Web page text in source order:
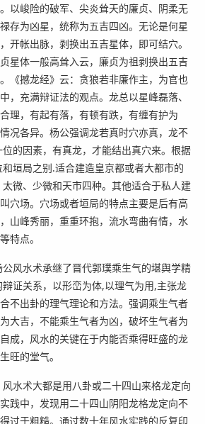
以峻险的破军、尖炎耸天的廉贞、阴柔无
存为凶星，统称为五吉四凶。无论是何星
开帐出脉，剥换出五吉星体，即可结穴。
星体一般高耸入云，廉贞为祖剥换出五吉
《撼龙经》云：贪狼若非廉作主，为官也
，充满辩证法的观点。龙总以星峰磊落、
理，有起有落，有顿有跌，有缠有护为
况各异。杨公强调龙若真时穴亦真，龙不
的因素，有真龙，才能结出真穴来。根据
垣局之别.适合建造皇京都或者大都市的
微、少微和天市四种。其他适合于私人建
穴场。穴场或者垣局的特点主要是后有高
山峰秀丽，重重环抱，流水弯曲有情，水
特点。
风水术承继了晋代郭璞乘生气的堪舆学精
证关系，以形峦为体,以理气为用,主张龙
不出卦的理气理论和方法。强调乘生气者
大吉，不能乘生气者为凶，破坏生气者为
成，风水的关键在于内能否乘得旺盛的龙
旺的堂气。
水术大都是用八卦或二十四山来格龙定向
践中，发现用二十四山阴阳龙格龙定向不
过于粗糙。通过数十年风水实践的反复印